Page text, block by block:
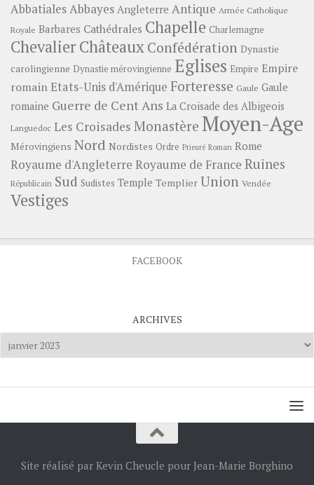
AbbatialesAbbayes Angleterre Antique Armée Catholique
Royale Barbares Cathédrales Chapelle Charlemagne
ChevalierChâteauxConfédération Dynastie
carolingienne Dynastie mérovingienne Eglises Empire Empire
romainEtats-Unis d'Amérique Forteresse Gaule Gaule
romaine Guerre de Cent Ans La Croisade des Albigeois
Languedoc Les Croisades Monastère Moyen-Age
Mérovingiens Nord Nordistes Ordre Prieuré Roman Rome
Royaume d'Angleterre Royaume de France Ruines
Républicain Sud Sudistes Temple Templier Union Vendée
Vestiges
FACEBOOK
ARCHIVES
Archives
Site réalisé par Kevin Cheucle pour Jean-Marie Borghino